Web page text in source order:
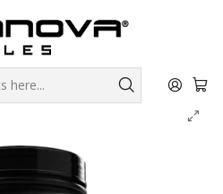
Suples Proteínas
Chocolate - Vidanova® Suples